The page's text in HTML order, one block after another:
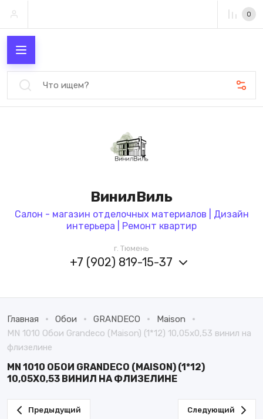
0
ВинилВиль
Салон - магазин отделочных материалов | Дизайн
интерьера | Ремонт квартир
г. Тюмень
+7 (902) 819-15-37
Главная Обои GRANDECO
Maison
MN 1010 Обои Grandeco (Maison) (1*12) 10,05х0,53 винил на
флизелине
MN 1010 ОБОИ GRANDECO (MAISON) (1*12)
10,05Х0,53 ВИНИЛ НА ФЛИЗЕЛИНЕ
Предыдущий Следующий